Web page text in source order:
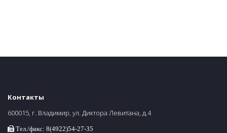
Контакты
600015, г. Владимир, ул. Диктора Левитана, д.4
Тел./факс: 8(4922)54-27-35